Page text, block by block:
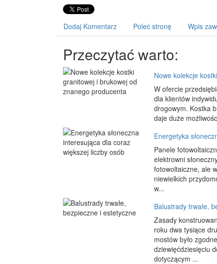
Dodaj Komentarz Poleć stronę Wpis
Przeczytać warto:
Nowe kolekcje
W ofercie
dla klientów
drogowym. Kostka
daje duże
Energetyka
Panele
elektrowni
fotowoltaiczne, ale
niewielkich
w...
Balustrady trwałe,
Zasady
roku dwa tysiące
mostów było
dziewięćdziesięciu
dotyczącym ...